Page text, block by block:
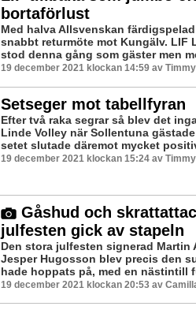
bortaförlust
Med halva Allsvenskan
snabbt returmöte mot Kungälv. LIF
stod denna gång som gäster men
19 december 2021 klockan 14:59 av
Setseger mot tabellfyran
Efter två raka segrar så blev det
Linde Volley när Sollentuna
setet slutade däremot mycket
19 december 2021 klockan 15:24 av
Gåshud och
julfesten gick av stapeln
Den stora julfesten signerad Martin
Jesper Hugosson blev precis den
hade hoppats på, med en nästintill
19 december 2021 klockan 20:53 av